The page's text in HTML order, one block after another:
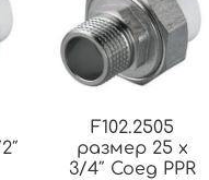
F102.2505
размер 25 x
3/4″ Соед PPR